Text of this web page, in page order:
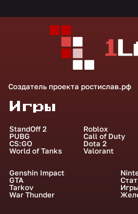
Создатель проекта ростислав.рф
Игры
StandOff 2
PUBG
CS:GO
World of Tanks
Roblox
Call of Duty
Dota 2
Valorant
Genshin Impact
GTA
Tarkov
War Thunder
Игры